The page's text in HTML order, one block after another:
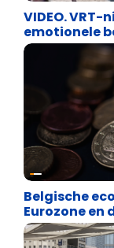
VIDEO.
emotionele
Belgische
Eurozone en